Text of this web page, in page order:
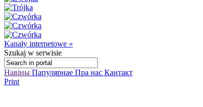
Kanały internetowe »
Szukaj w serwisie
Навіны Папулярнае Пра нас Кантакт
Print